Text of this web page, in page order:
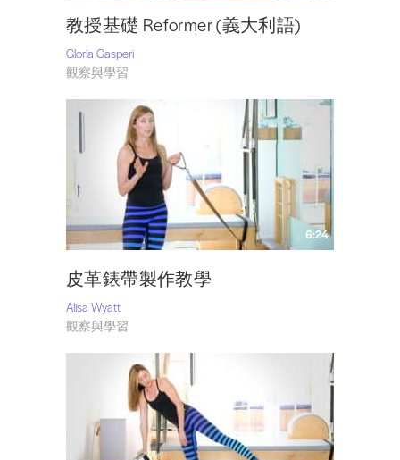
教授基礎 Reformer (義大利語)
Gloria Gasperi
觀察與學習
6:24
皮革錶帶製作教學
Alisa Wyatt
觀察與學習